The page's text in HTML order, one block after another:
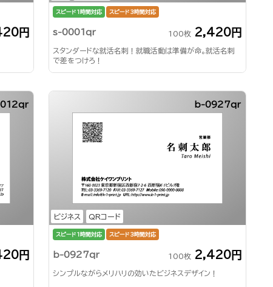
円
スピード1時間対応 スピード3時間対応
s-0001qr 100枚 2,420円
スタンダードな就活名刺！就職活動は準備が命。就活名刺
で差をつけろ！
円
ビジネス QRコード
b-0927qr
スピード1時間対応 スピード3時間対応
b-0927qr 100枚 2,420円
シンプルながらメリハリの効いたビジネスデザイン！